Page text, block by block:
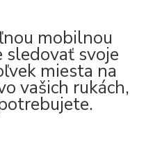
mobilnou
sledovať svoje
miesta na
vašich rukách,